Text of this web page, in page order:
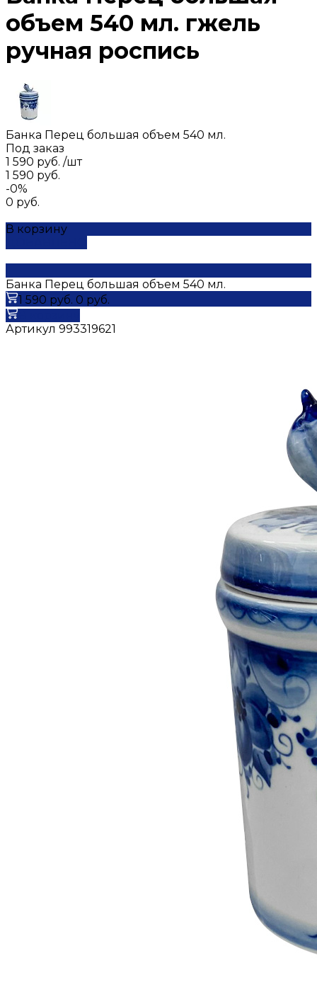
объем 540 мл. гжель
ручная роспись
Банка Перец большая объем 540 мл.
Под заказ
1 590 руб. /шт
1 590 руб.
-0%
0 руб.
В корзину
Банка Перец большая объем 540 мл.
1 590 руб. 0 руб.
Артикул 993319621